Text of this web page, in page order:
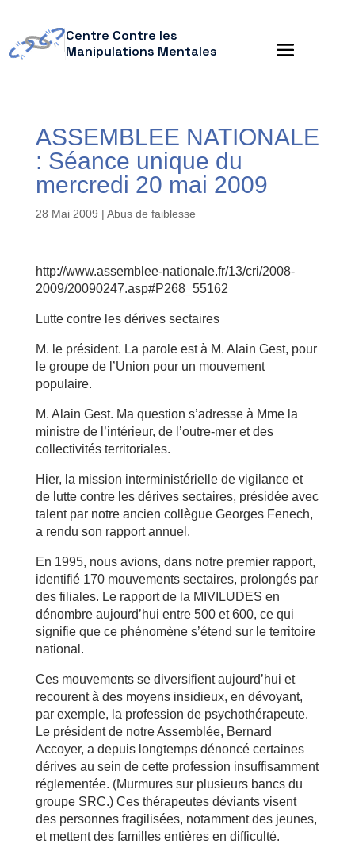
Centre Contre les
Manipulations Mentales
ASSEMBLEE NATIONALE
: Séance unique du
mercredi 20 mai 2009
28 Mai 2009 | Abus de faiblesse
http://www.assemblee-nationale.fr/13/cri/2008-
2009/20090247.asp#P268_55162
Lutte contre les dérives sectaires
M. le président. La parole est à M. Alain Gest, pour
le groupe de l’Union pour un mouvement
populaire.
M. Alain Gest. Ma question s’adresse à Mme la
ministre de l’intérieur, de l’outre-mer et des
collectivités territoriales.
Hier, la mission interministérielle de vigilance et
de lutte contre les dérives sectaires, présidée avec
talent par notre ancien collègue Georges Fenech,
a rendu son rapport annuel.
En 1995, nous avions, dans notre premier rapport,
identifié 170 mouvements sectaires, prolongés par
des filiales. Le rapport de la MIVILUDES en
dénombre aujourd’hui entre 500 et 600, ce qui
signifie que ce phénomène s’étend sur le territoire
national.
Ces mouvements se diversifient aujourd’hui et
recourent à des moyens insidieux, en dévoyant,
par exemple, la profession de psychothérapeute.
Le président de notre Assemblée, Bernard
Accoyer, a depuis longtemps dénoncé certaines
dérives au sein de cette profession insuffisamment
réglementée. (Murmures sur plusieurs bancs du
groupe SRC.) Ces thérapeutes déviants visent
des personnes fragilisées, notamment des jeunes,
et mettent des familles entières en difficulté.